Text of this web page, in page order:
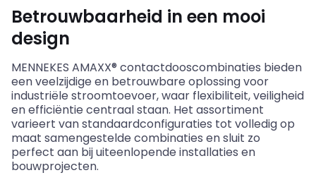
Betrouwbaarheid in een mooi
design
MENNEKES AMAXX® contactdooscombinaties bieden
een veelzijdige en betrouwbare oplossing voor
industriële stroomtoevoer, waar flexibiliteit, veiligheid
en efficiëntie centraal staan. Het assortiment
varieert van standaardconfiguraties tot volledig op
maat samengestelde combinaties en sluit zo
perfect aan bij uiteenlopende installaties en
bouwprojecten.